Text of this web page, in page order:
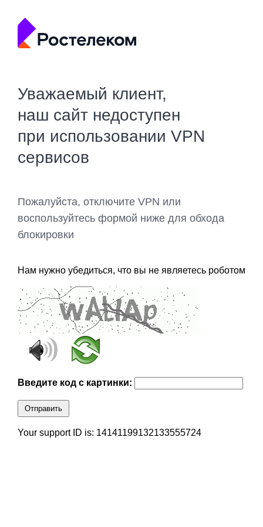
Уважаемый клиент,
наш сайт недоступен
при использовании VPN
сервисов
Пожалуйста, отключите VPN или
воспользуйтесь формой ниже для обхода
блокировки
Нам нужно убедиться, что вы не являетесь роботом
Введите код с картинки:
Отправить
Your support ID is: 14141199132133555724